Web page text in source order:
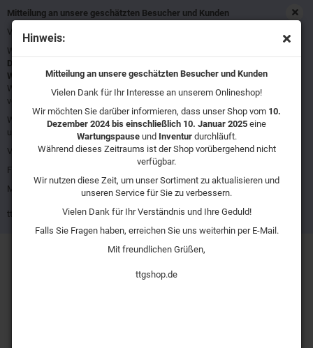
Hinweis:
Mitteilung an unsere geschätzten Besucher und Kunden
Vielen Dank für Ihr Interesse an unserem Onlineshop!
Wir möchten Sie darüber informieren, dass unser Shop vom 10.
Dezember 2024 bis einschließlich 10. Januar 2025 eine
Wartungspauseund Inventurdurchläuft.
Während dieses Zeitraums ist der Shop vorübergehend nicht
verfügbar.
Wir nutzen diese Zeit, um unser Sortiment zu aktualisieren und
unseren Service für Sie zu verbessern.
Vielen Dank für Ihr Verständnis und Ihre Geduld!
Falls Sie Fragen haben, erreichen Sie uns weiterhin per E-Mail.
Mit freundlichen Grüßen,
ttgshop.de
Mitteilung an unsere geschätzten Besucher und Kunden
Vielen Dank für Ihr Interesse an unserem Onlineshop!
Wir möchten Sie darüber informieren, dass unser Shop vom
Dezember 2024 bis einschließlich 10. Januar 2025
WartungspauseundInventurdurchläuft.
Während dieses Zeitraums ist der Shop vorübergehend nicht
verfügbar.
Wir nutzen diese Zeit, um unser Sortiment zu aktualisieren und
unseren Service für Sie zu verbessern.
Vielen Dank für Ihr Verständnis und Ihre Geduld!
Falls Sie Fragen haben, erreichen Sie uns weiterhin per E-Mail.
Mit freundlichen Grüßen,
ttgshop.de
Flächenschleifer
Sortieren nach 16 pro Seite
Atlas Copco Pro G 2302 Flächenschleifer